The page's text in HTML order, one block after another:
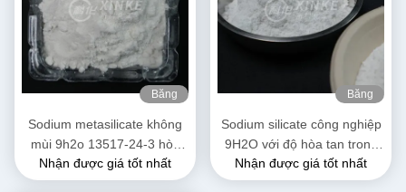
Băng
Sodium metasilicate không
mùi 9h2o 13517-24-3 hòa
tan trong nước
Nhận được giá tốt nhất
Băng
Sodium silicate công nghiệp
9H2O với độ hòa tan trong
nước hòa tan và 54% nước
tinh thể
Nhận được giá tốt nhất